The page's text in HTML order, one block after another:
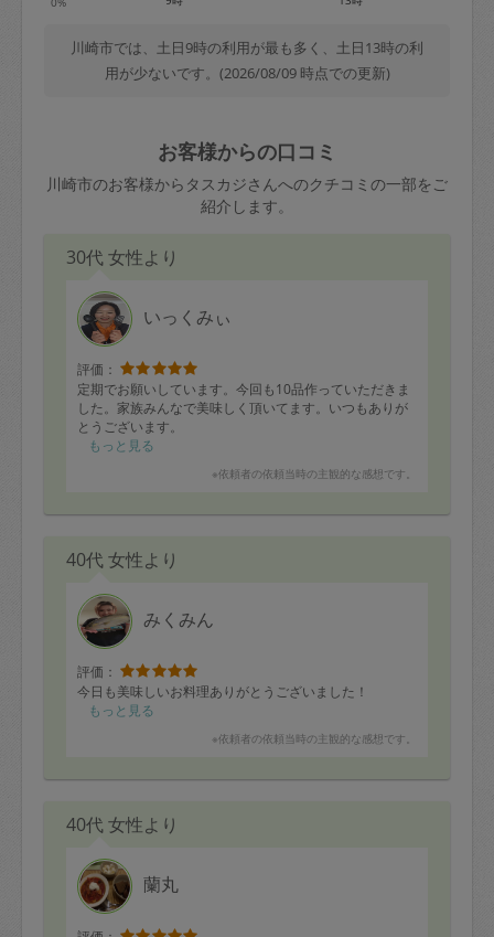
川崎市では、土日9時の利用が最も多く、土日13時の利
用が少ないです。(2026/08/09 時点での更新)
お客様からの口コミ
川崎市のお客様からタスカジさんへのクチコミの一部をご
紹介します。
30代 女性より
いっくみぃ
評価：
定期でお願いしています。今回も10品作っていただきま
した。家族みんなで美味しく頂いてます。いつもありが
とうございます。
もっと見る
※依頼者の依頼当時の主観的な感想です。
40代 女性より
みくみん
評価：
今日も美味しいお料理ありがとうございました！
もっと見る
※依頼者の依頼当時の主観的な感想です。
40代 女性より
蘭丸